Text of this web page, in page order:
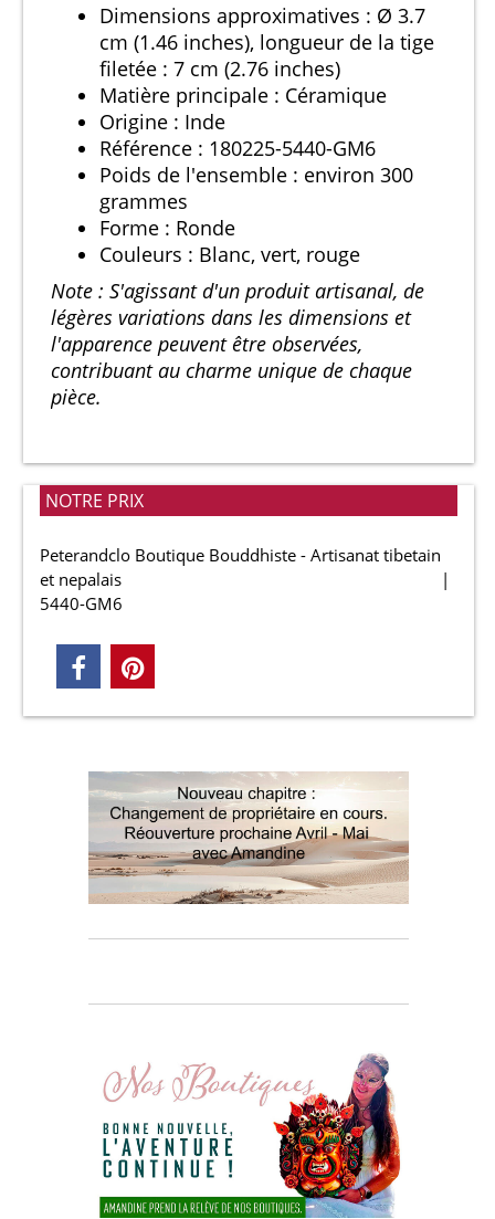
Dimensions approximatives : Ø 3.7
cm (1.46 inches), longueur de la tige
filetée : 7 cm (2.76 inches)
Matière principale : Céramique
Origine : Inde
Référence : 180225-5440-GM6
Poids de l'ensemble : environ 300
grammes
Forme : Ronde
Couleurs : Blanc, vert, rouge
Note : S'agissant d'un produit artisanal, de
légères variations dans les dimensions et
l'apparence peuvent être observées,
contribuant au charme unique de chaque
pièce.
NOTRE PRIX
Peterandclo Boutique Bouddhiste - Artisanat tibetain
et nepalais
5440-GM6